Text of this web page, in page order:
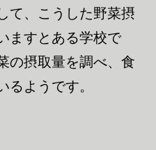
て、こうした野菜摂
ますとある学校で
の摂取量を調べ、食
るようです。